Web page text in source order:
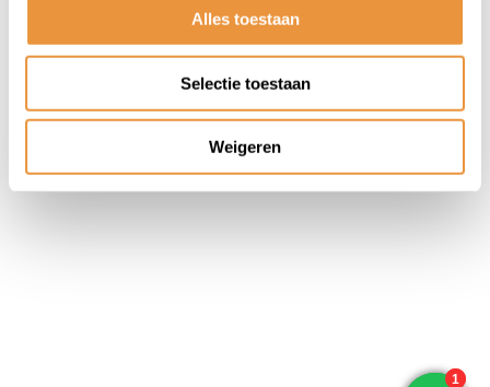
Alles toestaan
Selectie toestaan
Weigeren
Policy
Sitemap